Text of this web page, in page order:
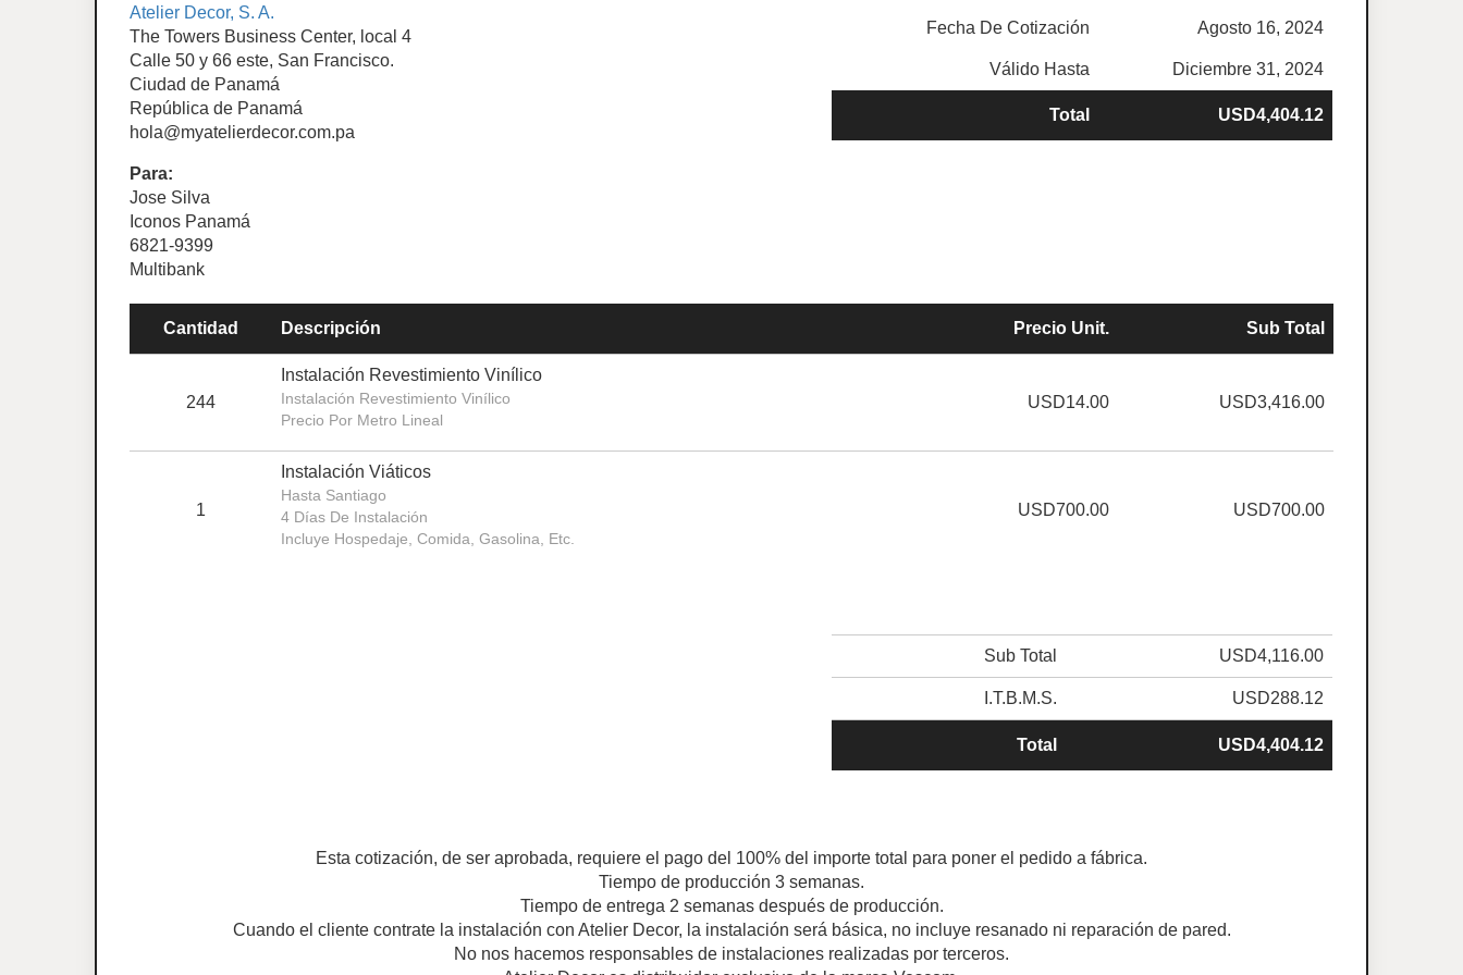
Atelier Decor, S. A.
The Towers Business Center, local 4
Calle 50 y 66 este, San Francisco.
Ciudad de Panamá
República de Panamá
hola@myatelierdecor.com.pa
Fecha De Cotización Agosto 16, 2024
Válido Hasta Diciembre 31, 2024
Total USD4,404.12
Para:
Jose Silva
Iconos Panamá
6821-9399
Multibank
Cantidad Descripción Precio Unit. Sub Total
244
Instalación Revestimiento Vinílico
Instalación Revestimiento Vinílico
Precio Por Metro Lineal
USD14.00 USD3,416.00
1
Instalación Viáticos
Hasta Santiago
4 Días De Instalación
Incluye Hospedaje, Comida, Gasolina, Etc.
USD700.00 USD700.00
Sub Total USD4,116.00
I.T.B.M.S. USD288.12
Total USD4,404.12
Esta cotización, de ser aprobada, requiere el pago del 100% del importe total para poner el pedido a fábrica.
Tiempo de producción 3 semanas.
Tiempo de entrega 2 semanas después de producción.
Cuando el cliente contrate la instalación con Atelier Decor, la instalación será básica, no incluye resanado ni reparación de pared.
No nos hacemos responsables de instalaciones realizadas por terceros.